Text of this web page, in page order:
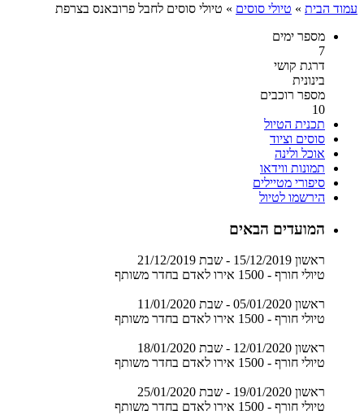
עמוד הבית » טיולי סוסים » טיולי סוסים לחבל פרובאנס בצרפת
מספר ימים
7
דרגת קושי
בינונית
מספר רוכבים
10
תכנית הטיול
סוסים וציוד
אוכל ולינה
תמונות ווידאו
סיפורי מטיילים
הירשמו לטיול
המועדים הבאים
ראשון 15/12/2019 - שבת 21/12/2019
טיולי חורף - 1500 אירו לאדם בחדר משותף
ראשון 05/01/2020 - שבת 11/01/2020
טיולי חורף - 1500 אירו לאדם בחדר משותף
ראשון 12/01/2020 - שבת 18/01/2020
טיולי חורף - 1500 אירו לאדם בחדר משותף
ראשון 19/01/2020 - שבת 25/01/2020
טיולי חורף - 1500 אירו לאדם בחדר משותף